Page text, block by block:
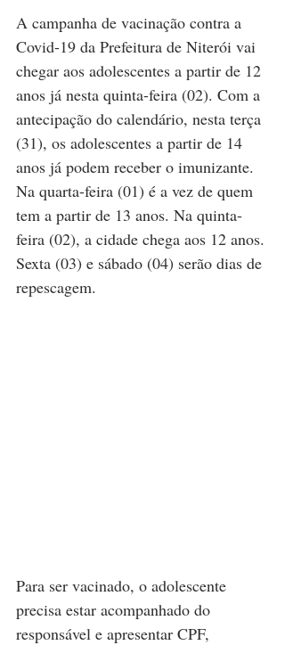
A campanha de vacinação contra a
Covid-19 da Prefeitura de Niterói vai
chegar aos adolescentes a partir de 12
anos já nesta quinta-feira (02). Com a
antecipação do calendário, nesta terça
(31), os adolescentes a partir de 14
anos já podem receber o imunizante.
Na quarta-feira (01) é a vez de quem
tem a partir de 13 anos. Na quinta-
feira (02), a cidade chega aos 12 anos.
Sexta (03) e sábado (04) serão dias de
repescagem.
Para ser vacinado, o adolescente
precisa estar acompanhado do
responsável e apresentar CPF,